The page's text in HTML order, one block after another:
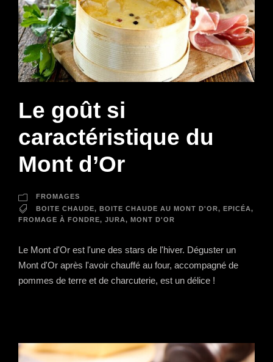
Le goût si
caractéristique du
Mont d’Or
FROMAGES
BOITE CHAUDE, BOITE CHAUDE AU MONT D'OR, EPICÉA,
FROMAGE À FONDRE, JURA, MONT D'OR
Le Mont d'Or est l'une des stars de l'hiver. Déguster un
Mont d'Or après l'avoir chauffé au four, accompagné de
pommes de terre et de charcuterie, est un délice !